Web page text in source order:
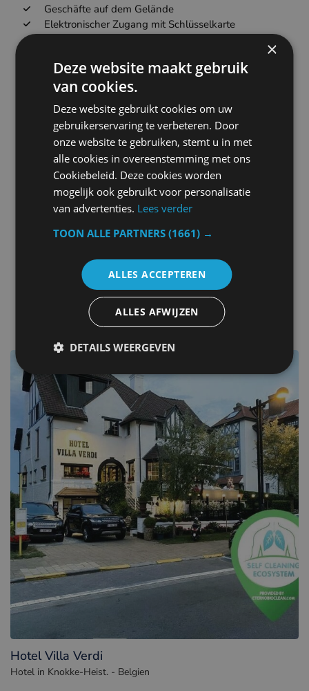
Geschäfte auf dem Gelände
Elektronischer Zugang mit Schlüsselkarte
Geschäftszentrum
Konferenz- und Banketteinrichtungen
Mahlzeiten für Kinder
Restaurant
Strandfront
Fitnessspa Umkleideräume
Whirlpool
Snacks aus dem Automaten
Getränke aus dem Automaten
Kinderbecken
Wasserrutsche
andere Hotels in Belgien
Hotel Villa Verdi
Hotel in Knokke-Heist. - Belgien
×
Deze website maakt gebruik
van cookies.
Deze website gebruikt cookies om uw
gebruikerservaring te verbeteren. Door
onze website te gebruiken, stemt u in met
alle cookies in overeenstemming met ons
Cookiebeleid. Deze cookies worden
mogelijk ook gebruikt voor personalisatie
van advertenties. Lees verder
TOON ALLE PARTNERS(1661) →
ALLES ACCEPTEREN
ALLES AFWIJZEN
DETAILS WEERGEVEN